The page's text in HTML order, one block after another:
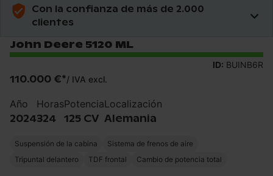
Con la confianza de más de 2.000
clientes
John Deere 5120 ML
ID: BUINB6R
110.000 €*/ IVA excl.
Año
2024
Horas
324
Potencia
125 CV
Localización
Alemania
Suspensión de la cabina
Sistema de frenos de aire
Tripuntal delantero
TDF frontal Cambio de potencia total